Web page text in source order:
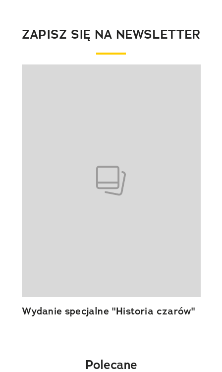
ZAPISZ SIĘ NA NEWSLETTER
Wydanie specjalne "Historia czarów"
Polecane